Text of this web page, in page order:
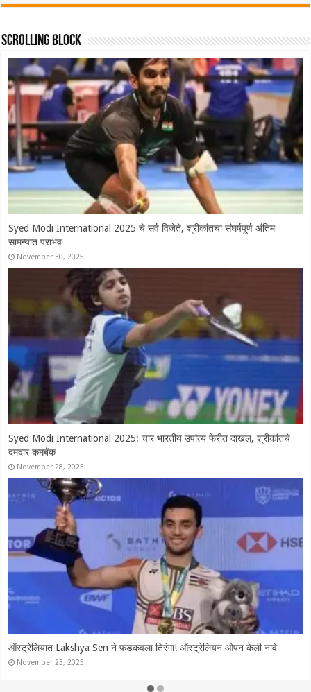
Scrolling Block
Syed Modi International 2025 चे सर्व विजेते, श्रीकांतचा संघर्षपूर्ण अंतिम
सामन्यात पराभव
November 30, 2025
Syed Modi International 2025: चार भारतीय उपांत्य फेरीत दाखल, श्रीकांतचे
दमदार कमबॅक
November 28, 2025
ऑस्ट्रेलियात Lakshya Sen ने फडकवला तिरंगा! ऑस्ट्रेलियन ओपन केली नावे
November 23, 2025